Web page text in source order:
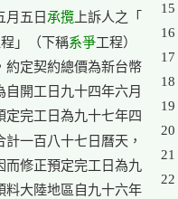
月五日 承攬上訴人之「
」（下稱系爭工程）
約定契約總價為新台幣
自開工日九十四年六月
定完工日為九十七年四
一百八十七日曆天，
而修正預定完工日為九
料大陸地區自九十六年
15
16
17
18
19
20
21
22